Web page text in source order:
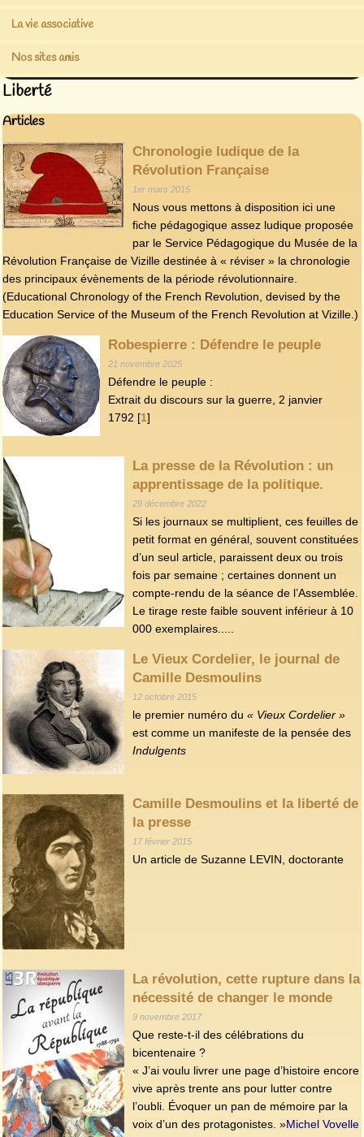
La vie associative
Nos sites amis
Liberté
Articles
Chronologie ludique de la
Révolution Française
1er mars 2015
Nous vous mettons à disposition ici une
fiche pédagogique assez ludique proposée
par le Service Pédagogique du Musée de la
Révolution Française de Vizille destinée à « réviser » la chronologie
des principaux évènements de la période révolutionnaire.
(Educational Chronology of the French Revolution, devised by the
Education Service of the Museum of the French Revolution at Vizille.)
Robespierre : Défendre le peuple
21 novembre 2025
Défendre le peuple :
Extrait du discours sur la guerre, 2 janvier
1792 [1]
La presse de la Révolution : un
apprentissage de la politique.
29 décembre 2022
Si les journaux se multiplient, ces feuilles de
petit format en général, souvent constituées
d’un seul article, paraissent deux ou trois
fois par semaine ; certaines donnent un
compte-rendu de la séance de l’Assemblée.
Le tirage reste faible souvent inférieur à 10
000 exemplaires.....
Le Vieux Cordelier, le journal de
Camille Desmoulins
12 octobre 2015
le premier numéro du « Vieux Cordelier »
est comme un manifeste de la pensée des
Indulgents
Camille Desmoulins et la liberté de
la presse
17 février 2015
Un article de Suzanne LEVIN, doctorante
La révolution, cette rupture dans la
nécessité de changer le monde
9 novembre 2017
Que reste-t-il des célébrations du
bicentenaire ?
« J’ai voulu livrer une page d’histoire encore
vive après trente ans pour lutter contre
l’oubli. Évoquer un pan de mémoire par la
voix d’un des protagonistes. »Michel Vovelle